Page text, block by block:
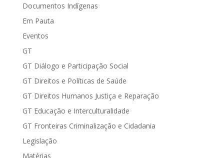
Documentos Indígenas
Em Pauta
Eventos
GT
GT Diálogo e Participação Social
GT Direitos e Políticas de Saúde
GT Direitos Humanos Justiça e Reparação
GT Educação e Interculturalidade
GT Fronteiras Criminalização e Cidadania
Legislação
Matérias